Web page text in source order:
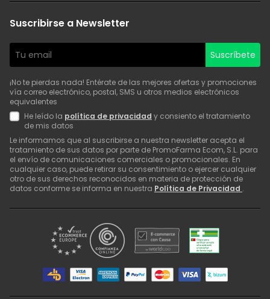
Suscribirse a Newsletter
Suscríbete
¡No te pierdas nada! Entérate de las mejores ofertas y promociones
vía correo electrónico, postal, SMS u otros medios electrónicos
equivalentes
He leído la política de privacidad y consiento el tratamiento
de mis datos
Le informamos que al suscribirse a nuestra newsletter acepta el
tratamiento de sus datos por parte de PromoFarma Ecom, S.L. para
el envío de comunicaciones comerciales o promocionales. En
cualquier caso, puede retirar su consentimiento o ejercer cualquier
otro de sus derechos reconocidos en materia de protección de
datos conforme se informa en nuestra Política de Privacidad .